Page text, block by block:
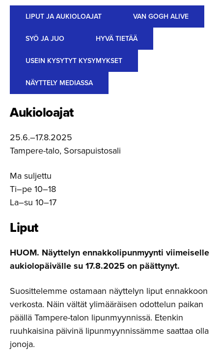
LIPUT JA AUKIOLOAJAT VAN GOGH ALIVE
SYÖ JA JUO HYVÄ TIETÄÄ
USEIN KYSYTYT KYSYMYKSET
NÄYTTELY MEDIASSA
Aukioloajat
25.6.–17.8.2025
Tampere-talo, Sorsapuistosali
Ma suljettu
Ti–pe 10–18
La–su 10–17
Liput
HUOM. Näyttelyn ennakkolipunmyynti viimeiselle
aukiolopäivälle su 17.8.2025 on päättynyt.
Suosittelemme ostamaan näyttelyn liput ennakkoon
verkosta. Näin vältät ylimääräisen odottelun paikan
päällä Tampere-talon lipunmyynnissä. Etenkin
ruuhkaisina päivinä lipunmyynnissämme saattaa olla
jonoja.